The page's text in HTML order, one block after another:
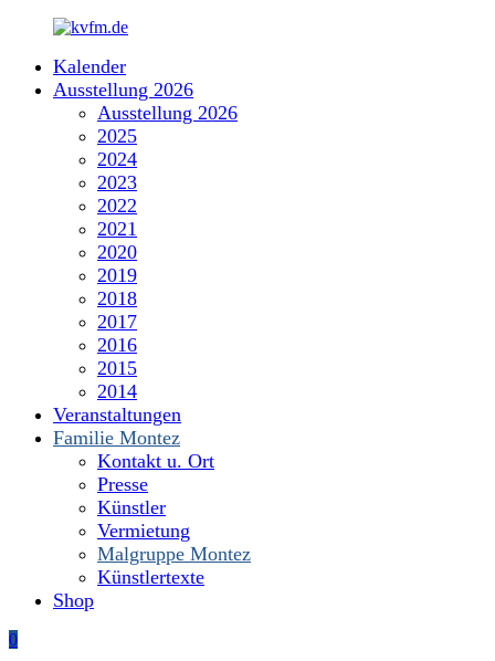
springen
kvfm.de
Kalender
Ausstellung 2026
Ausstellung 2026
2025
2024
2023
2022
2021
2020
2019
2018
2017
2016
2015
2014
Veranstaltungen
Familie Montez
Kontakt u. Ort
Presse
Künstler
Vermietung
Malgruppe Montez
Künstlertexte
Shop
0